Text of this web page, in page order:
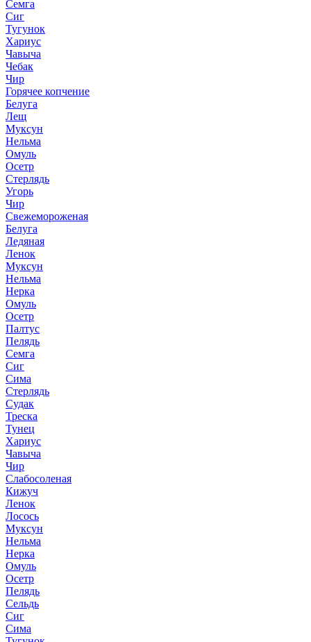
Семга
Сиг
Тугунок
Хариус
Чавыча
Чебак
Чир
Горячее копчение
Белуга
Лещ
Муксун
Нельма
Омуль
Осетр
Стерлядь
Угорь
Чир
Свежемороженая
Белуга
Ледяная
Ленок
Муксун
Нельма
Нерка
Омуль
Осетр
Палтус
Пелядь
Семга
Сиг
Сима
Стерлядь
Судак
Треска
Тунец
Хариус
Чавыча
Чир
Слабосоленая
Кижуч
Ленок
Лосось
Муксун
Нельма
Нерка
Омуль
Осетр
Пелядь
Сельдь
Сиг
Сима